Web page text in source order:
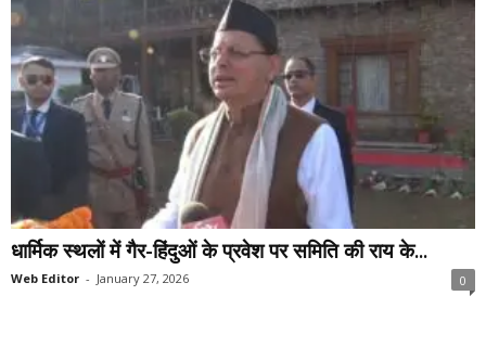
धार्मिक स्थलों में गैर-हिंदुओं के प्रवेश पर समिति की राय के...
Web Editor - January 27, 2026 0